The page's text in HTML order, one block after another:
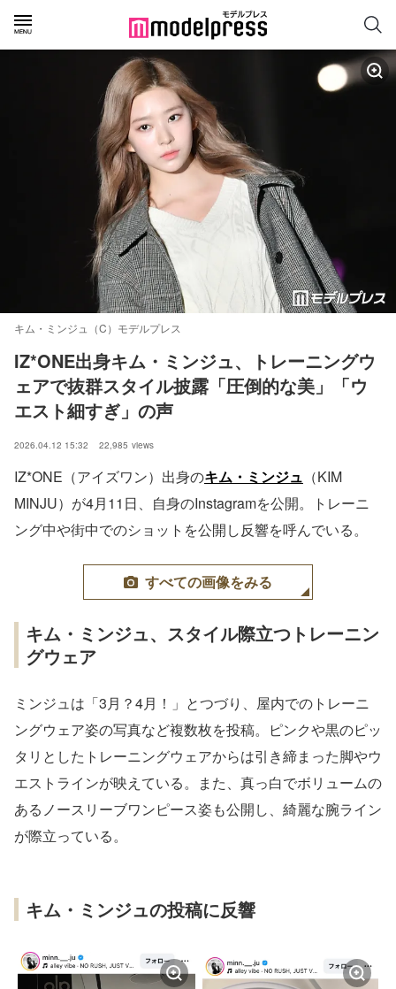
キム・ミンジュ（C）モデルプレス
IZ*ONE出身キム・ミンジュ、トレーニングウ
ェアで抜群スタイル披露「圧倒的な美」「ウ
エスト細すぎ」の声
2026.04.12 15:32 22,985 views
IZ*ONE（アイズワン）出身のキム・ミンジュ （KIM
MINJU）が4月11日、自身のInstagramを公開。トレーニ
ング中や街中でのショットを公開し反響を呼んでいる。
すべての画像をみる
キム・ミンジュ、スタイル際立つトレーニン
グウェア
ミンジュは「3月？4月！」とつづり、屋内でのトレーニ
ングウェア姿の写真など複数枚を投稿。ピンクや黒のピッ
タリとしたトレーニングウェアからは引き締まった脚やウ
エストラインが映えている。また、真っ白でボリュームの
あるノースリーブワンピース姿も公開し、綺麗な腕ライン
が際立っている。
キム・ミンジュの投稿に反響